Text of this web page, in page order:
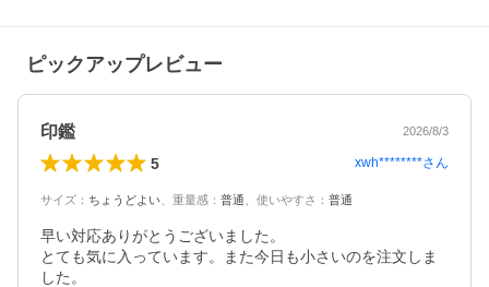
ピックアップレビュー
印鑑 2026/8/3
5 xwh********さん
サイズ ： ちょうどよい 重量感 ： 普通 使いやすさ ： 普通
早い対応ありがとうございました。
とても気に入っています。また今日も小さいのを注文しま
した。